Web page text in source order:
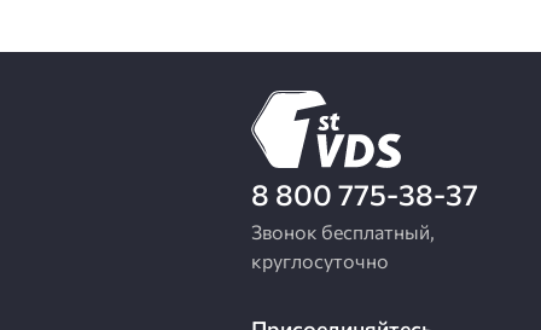
8 800 775-38-37
Звонок бесплатный,
круглосуточно